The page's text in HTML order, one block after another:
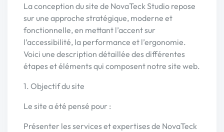
La conception du site de NovaTeck Studio repose
sur une approche stratégique, moderne et
fonctionnelle, en mettant l’accent sur
l’accessibilité, la performance et l’ergonomie.
Voici une description détaillée des différentes
étapes et éléments qui composent notre site web.
1. Objectif du site
Le site a été pensé pour :
Présenter les services et expertises de NovaTeck